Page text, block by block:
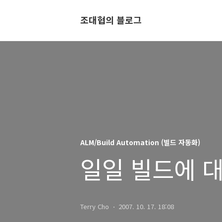
조대협의 블로그
ALM/Build Automation (빌드 자동화)
일일 빌드에
Terry Cho 2007. 10. 17. 18:08